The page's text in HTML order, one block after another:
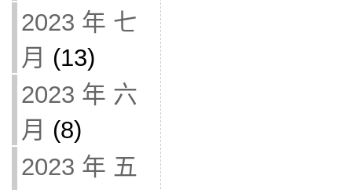
2023 年 七
月 (13)
2023 年 六
月 (8)
2023 年 五